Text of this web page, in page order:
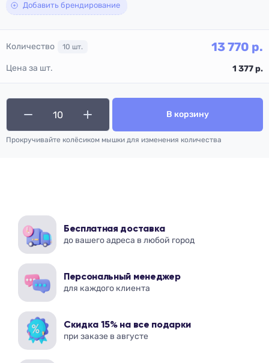
Добавить брендирование
Количество 10 шт. 13 770 р.
Цена за шт. 1 377р.
В корзину
Прокручивайте колёсиком мышки для изменения количества
Бесплатная доставка
до вашего адреса в любой город
Персональный менеджер
для каждого клиента
Скидка 15% на все подарки
при заказе в августе